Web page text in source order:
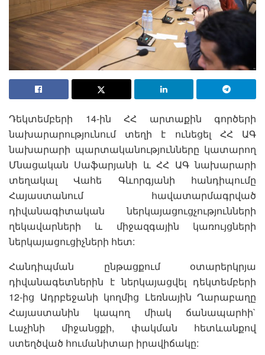
Դեկտեմբերի 14-ին ՀՀ արտաքին գործերի
նախարարությունում տեղի է ունեցել ՀՀ ԱԳ
նախարարի պարտականությունները կատարող
Մնացական Սաֆարյանի և ՀՀ ԱԳ նախարարի
տեղակալ Վահե Գևորգյանի հանդիպումը
Հայաստանում հավատարմագրված
դիվանագիտական ներկայացուցչությունների
ղեկավարների և միջազգային կառույցների
ներկայացուցիչների հետ:
Հանդիպման ընթացքում օտարերկրյա
դիվանագետներին է ներկայացվել դեկտեմբերի
12-ից Ադրբեջանի կողմից Լեռնային Ղարաբաղը
Հայաստանին կապող միակ ճանապարհի`
Լաչինի միջանցքի, փակման հետևանքով
ստեղծված հումանիտար իրավիճակը: